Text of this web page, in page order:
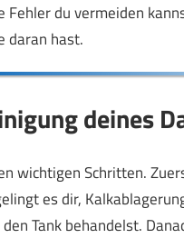
du vermeiden
daran hast.
deines
wichtigen Schritten.
es dir,
Tank behandelst.